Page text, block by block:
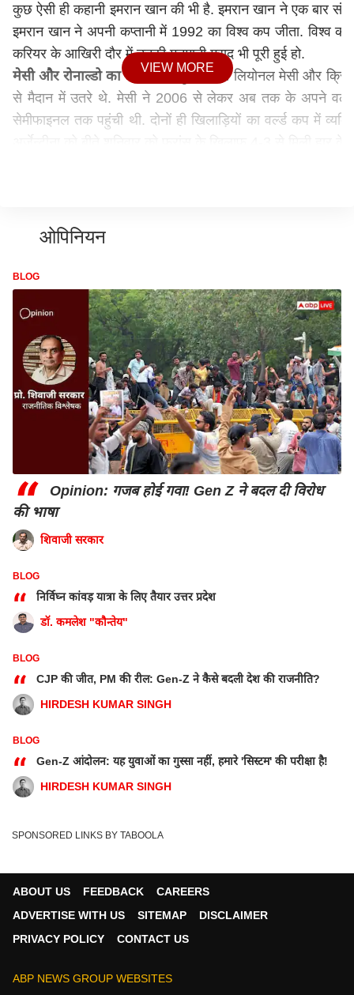
कुछ ऐसी ही कहानी इमरान खान की भी है. इमरान खान ने एक बार
इमरान खान ने अपनी कप्तानी में 1992 का विश्व कप जीता. विश्व
करियर के आखिरी दौर में उनकी मनमानी मुराद भी पूरी हुई हो.
मेसी और रोनाल्डो का रह गया अधूरा सपनालियोनल मेसी और
से मैदान में उतरे थे. मेसी ने 2006 से लेकर अब तक के अपने वर्ल्ड
सेमीफाइनल तक पहुंची थी. दोनों ही खिलाड़ियों का वर्ल्ड कप में
काफी ज्यादा है. वो भी तब जबकि किसी खिलाड़ी को मैदान में
यहीं आकर लगता है कि सारी काबिलियत और मेहनत के साथ साथ
Related Stories >>
इंडिया
राहुल गांधी को BJP में कौन नेता पसंद? दिया
जवाब, 'हैलो अंकल...'
इंडिया
PUBLISHED AT : MON, JULY 2,2018, 7:46 PM (IST)
Lionel Messi FIFA WORLD CUP 2018
Breaking News, Anytime, Anywhere - Download
ABPLIVE on
VIEW MORE
ओपिनियन
BLOG
“
Opinion: गजब होई गवा! Gen Z ने बदल दी विरोध
की भाषा
शिवाजी सरकार
BLOG
“
निर्विघ्न कांवड़ यात्रा के लिए तैयार उत्तर प्रदेश
डॉ. कमलेश "कौन्तेय"
BLOG
“
CJP की जीत, PM की रील: Gen-Z ने कैसे बदली देश की राजनीति?
HIRDESH KUMAR SINGH
BLOG
“
Gen-Z आंदोलन: यह युवाओं का गुस्सा नहीं, हमारे 'सिस्टम' की परीक्षा है!
HIRDESH KUMAR SINGH
SPONSORED LINKS BY TABOOLA
ABOUT US FEEDBACK
CAREERS
ADVERTISE WITH US
SITEMAP
DISCLAIMER
PRIVACY POLICY
CONTACT US
ABP NEWS GROUP WEBSITES